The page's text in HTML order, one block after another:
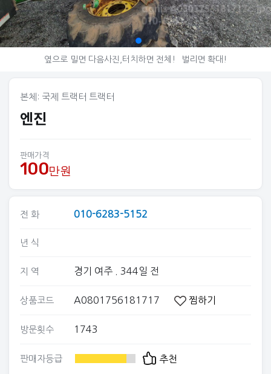
옆으로 밀면 다음사진,터치하면 전체! 벌리면 확대!
본체: 국제 트랙터 트랙터
엔진
판매가격
100만원
전 화 010-6283-5152
년 식
지 역 경기 여주 . 344일 전
상품코드 A0801756181717 찜하기
방문횟수 1743
판매자등급 추천